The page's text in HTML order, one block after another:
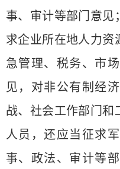
事、审计等部门意见
求企业所在地人力资
急管理、税务、市
见，对非公有制经
战、社会工作部门和
人员，还应当征求
事、政法、审计等